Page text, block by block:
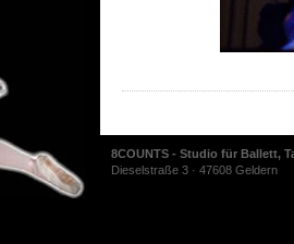
8COUNTS - Studio für Ballett,
Dieselstraße 3 · 47608 Geldern